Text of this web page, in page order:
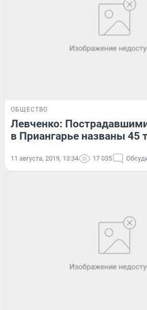
ОБЩЕСТВО
Левченко:
в Приангарье названы 45
11 августа, 2019, 13:34 17 035